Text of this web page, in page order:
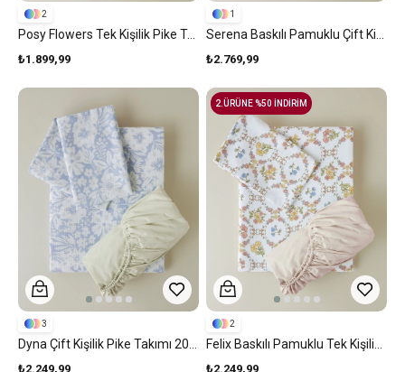
Posy Flowers Tek Kişilik Pike Takımı 150x220 Cm Sarı
₺1.899,99
2
₺2.769,99
1
₺2.249,99
3
₺2.249,99
2
2.ÜRÜNE %50 İNDİRİM